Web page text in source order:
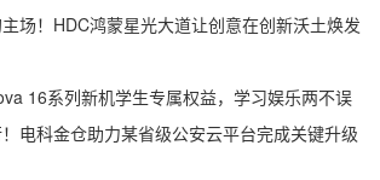
场！HDC鸿蒙星光大道让创意在创新沃土焕发
16系列新机学生专属权益，学习娱乐两不误
电科金仓助力某省级公安云平台完成关键升级